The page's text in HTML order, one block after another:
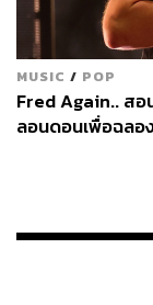
MUSIC / POP
Fred Again.. ส
ลอนดอนเพื่อฉลอ